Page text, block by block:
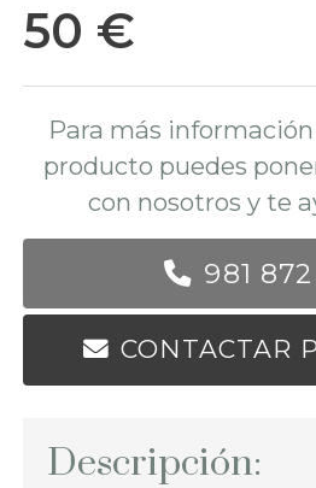
50 €
Para más
producto puedes
con nosotros y te
981
CONTACTAR
Descripción: